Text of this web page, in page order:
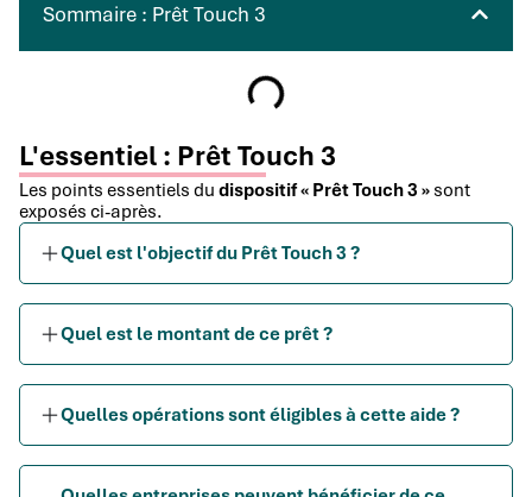
Sommaire : Prêt Touch 3
L'essentiel : Prêt Touch 3
Les points essentiels du dispositif « Prêt Touch 3 » sont
exposés ci-après.
Quel est l'objectif du Prêt Touch 3 ?
Quel est le montant de ce prêt ?
Quelles opérations sont éligibles à cette aide ?